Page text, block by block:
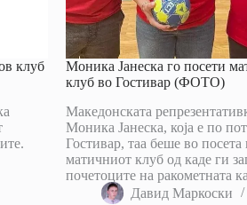
клуб
Моника Јанеска го посети
клуб во Гостивар (ФОТО)
Македонската
Моника Јанеска, која е по
Гостивар, таа беше во посета
матичниот клуб од каде ги
почетоците на ракометната
Давид Маркоски